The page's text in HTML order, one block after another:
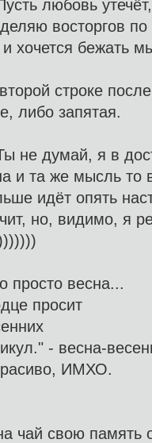
любовь
восторгов
и хочется бежать
строке
либо запятая.
не думай, я в
и та же мысль то
идёт опять
но, видимо, я
просто весна...
просит
- весна-
ИМХО.
чай свою память